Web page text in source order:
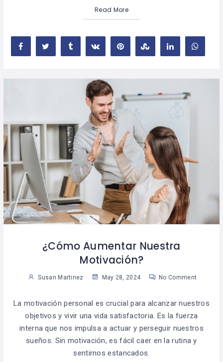
Read More
¿Cómo Aumentar Nuestra
Motivación?
Susan Martinez May 28, 2024 No Comment
La motivación personal es crucial para alcanzar nuestros
objetivos y vivir una vida satisfactoria. Es la fuerza
interna que nos impulsa a actuar y perseguir nuestros
sueños. Sin motivación, es fácil caer en la rutina y
sentirnos estancados.